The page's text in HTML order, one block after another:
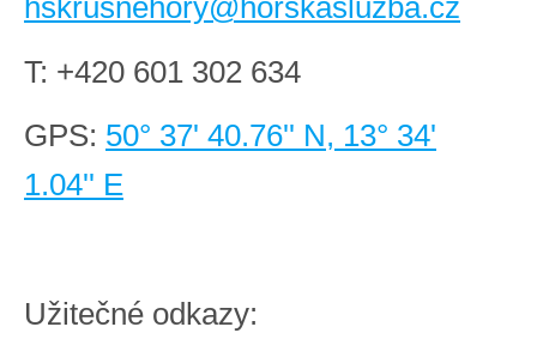
hskrusnehory@horskasluzba.cz
T: +420 601 302 634
GPS: 50° 37' 40.76'' N, 13° 34'
1.04'' E
Užitečné odkazy: